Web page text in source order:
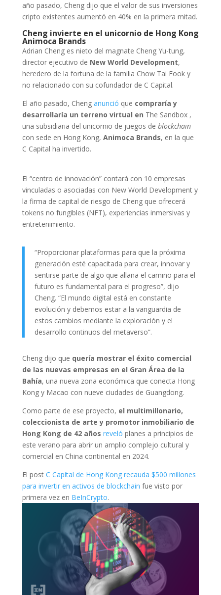
año pasado, Cheng dijo que el valor de sus inversiones
cripto existentes aumentó en 40% en la primera mitad.
Cheng invierte en el unicornio de Hong Kong
Animoca Brands
Adrian Cheng es nieto del magnate Cheng Yu-tung,
director ejecutivo de New World Development,
heredero de la fortuna de la familia Chow Tai Fook y
no relacionado con su cofundador de C Capital.
El año pasado, Cheng anunció que compraría y
desarrollaría un terreno virtual en The Sandbox ,
una subsidiaria del unicornio de juegos de blockchain
con sede en Hong Kong, Animoca Brands, en la que
C Capital ha invertido.
El “centro de innovación” contará con 10 empresas
vinculadas o asociadas con New World Development y
la firma de capital de riesgo de Cheng que ofrecerá
tokens no fungibles (NFT), experiencias inmersivas y
entretenimiento.
“Proporcionar plataformas para que la próxima
generación esté capacitada para crear, innovar y
sentirse parte de algo que allana el camino para el
futuro es fundamental para el progreso”, dijo
Cheng. “El mundo digital está en constante
evolución y debemos estar a la vanguardia de
estos cambios mediante la exploración y el
desarrollo continuos del metaverso”.
Cheng dijo que quería mostrar el éxito comercial
de las nuevas empresas en el Gran Área de la
Bahía, una nueva zona económica que conecta Hong
Kong y Macao con nueve ciudades de Guangdong.
Como parte de ese proyecto, el multimillonario,
coleccionista de arte y promotor inmobiliario de
Hong Kong de 42 años reveló planes a principios de
este verano para abrir un amplio complejo cultural y
comercial en China continental en 2024.
El post C Capital de Hong Kong recauda $500 millones
para invertir en activos de blockchain fue visto por
primera vez en BeInCrypto.